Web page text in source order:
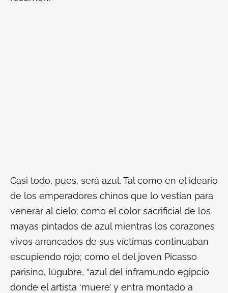
Casi todo, pues, será azul. Tal como en el ideario
de los emperadores chinos que lo vestían para
venerar al cielo; como el color sacrificial de los
mayas pintados de azul mientras los corazones
vivos arrancados de sus víctimas continuaban
escupiendo rojo; como el del joven Picasso
parisino, lúgubre, “azul del inframundo egipcio
donde el artista ‘muere’ y entra montado a